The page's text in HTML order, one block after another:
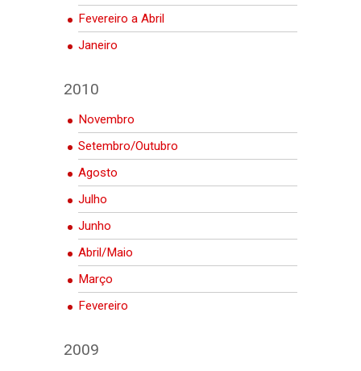
Fevereiro a Abril
Janeiro
2010
Novembro
Setembro/Outubro
Agosto
Julho
Junho
Abril/Maio
Março
Fevereiro
2009